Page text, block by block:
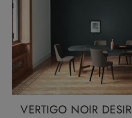
VERTIGO NOIR DESIR